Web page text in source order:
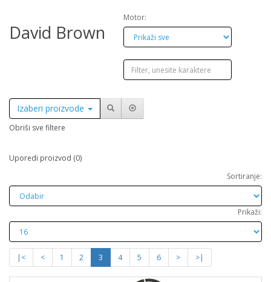
David Brown
Motor:
Izaberi proizvode
Obriši sve filtere
Uporedi proizvod (0)
Sortiranje:
Prikaži:
|< < 1 2 3 4 5 6 > >|